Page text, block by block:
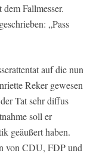
Fallmesser.
„Pass
auf die nun
Reker gewesen
Tat sehr diffus
soll er
geäußert haben.
von CDU, FDP und